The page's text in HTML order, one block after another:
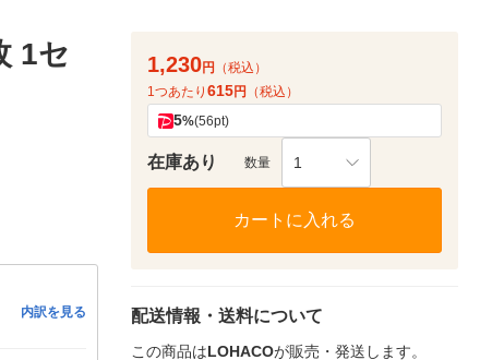
1セ
内訳を見る
1,230円
（税込）
1つあたり 615円 （税込）
5%(56pt)
在庫あり 数量 1
カートに入れる
配送情報・送料について
この商品はLOHACOが販売・発送します。